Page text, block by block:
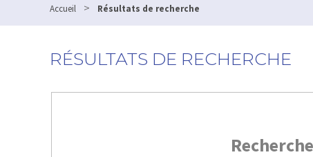
Accueil > Résultats de recherche
RÉSULTATS DE RECHERCHE